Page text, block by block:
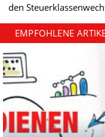
den
EMPFOHLENE